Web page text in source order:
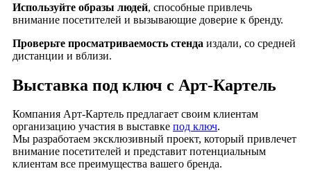
Используйте образы людей, способные привлечь
внимание посетителей и вызывающие доверие к бренду.
Проверьте просматриваемость стенда издали, со средней
дистанции и вблизи.
Выставка под ключ с Арт-Картель
Компания Арт-Картель предлагает своим клиентам
организацию участия в выставке под ключ.
Мы разработаем эксклюзивный проект, который привлечет
внимание посетителей и представит потенциальным
клиентам все преимущества вашего бренда.